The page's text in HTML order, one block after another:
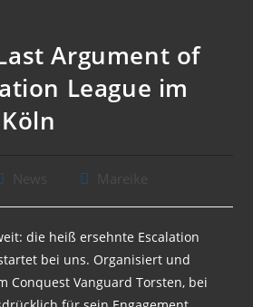
Argument of
League im
News
Beitrags-
die heiß ersehnte Escalation
bei uns. Organisiert und
Conquest Vanguard Torsten, bei